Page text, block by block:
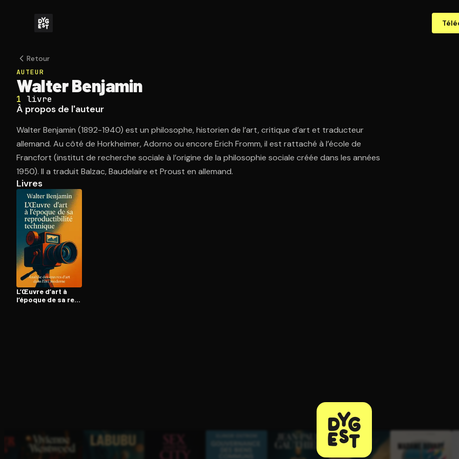
Retour
AUTEUR
Walter Benjamin
1 livre
À propos de l'auteur
Walter Benjamin (1892-1940) est un philosophe, historien de l’art, critique d’art et traducteur
allemand. Au côté de Horkheimer, Adorno ou encore Erich Fromm, il est rattaché à l’école de
Francfort (institut de recherche sociale à l’origine de la philosophie sociale créée dans les années
1950). Il a traduit Balzac, Baudelaire et Proust en allemand.
Livres
L’Œuvre d’art à
l’époque de sa re­